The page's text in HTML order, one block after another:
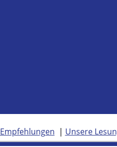
Empfehlungen Unsere